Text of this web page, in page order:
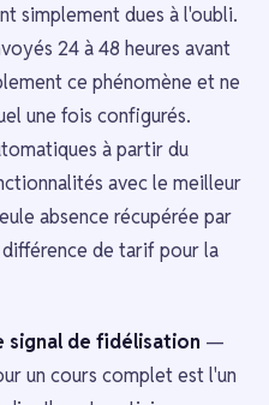
simplement dues à l'oubli.
24 à 48 heures avant
ce phénomène et ne
une fois configurés.
à partir du
avec le meilleur
absence récupérée par
de tarif pour la
signal de fidélisation —
un cours complet est l'un